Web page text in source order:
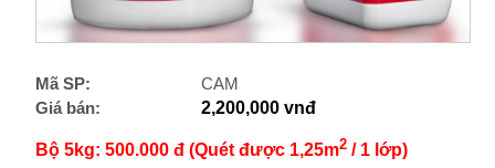
Mã SP:
CAM
Giá bán:
2,200,000 vnđ
Bộ 5kg: 500.000 đ (Quét được 1,25m2/ 1 lớp)